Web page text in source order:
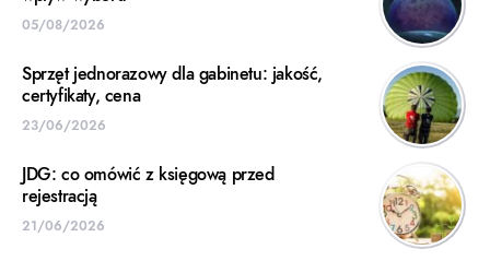
05/08/2026
Sprzęt jednorazowy dla gabinetu: jakość,
certyfikaty, cena
23/06/2026
JDG: co omówić z księgową przed
rejestracją
21/06/2026